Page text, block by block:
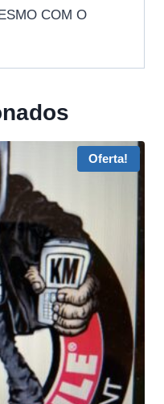
COM O
Oferta!